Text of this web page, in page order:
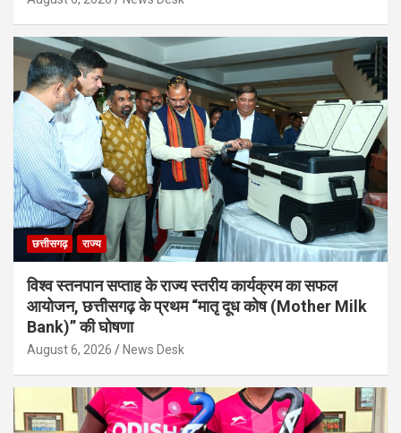
छत्तीसगढ़ राज्य
विश्व स्तनपान सप्ताह के राज्य स्तरीय कार्यक्रम का सफल
आयोजन, छत्तीसगढ़ के प्रथम “मातृ दूध कोष (Mother Milk
Bank)” की घोषणा
August 6, 2026 News Desk